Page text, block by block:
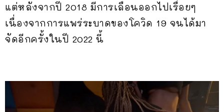
แต่หลังจากปี 2018 มีการเลื่อนออกไปเรื่อยๆ
เนื่องจากการแพร่ระบาดของโควิด 19 จนได้มา
จัดอีกครั้งในปี 2022 นี้